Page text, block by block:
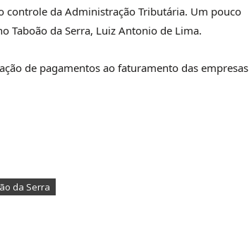
da Administração Tributária. Um pouco
Taboão da Serra, Luiz Antonio de Lima.
de pagamentos ao faturamento das empresas
da Serra